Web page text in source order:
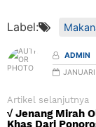
Label:
ADMIN
Artikel selanjutnya
√ Jenang Mirah
Khas Dari